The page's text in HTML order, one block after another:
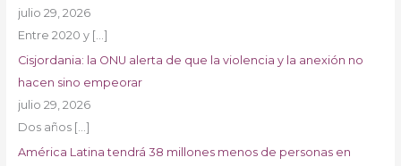
julio 29, 2026
Entre 2020 y […]
Cisjordania: la ONU alerta de que la violencia y la anexión no
hacen sino empeorar
julio 29, 2026
Dos años […]
América Latina tendrá 38 millones menos de personas en